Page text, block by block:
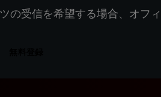
の受信を希望する場合、オフ